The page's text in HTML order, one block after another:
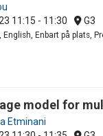
11:15 - 11:30 G3
English, Enbart på plats,
model for
Etminani